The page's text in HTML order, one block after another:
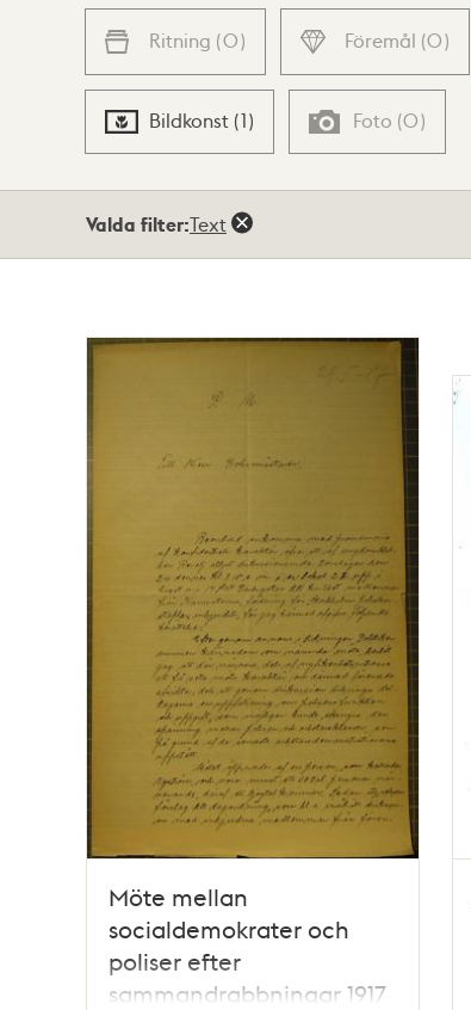
Ritning (0) Föremål (0)
Bildkonst (1) Foto (0)
Valda filter:Text
Möte mellan
socialdemokrater och
poliser efter
sammandrabbningar 1917